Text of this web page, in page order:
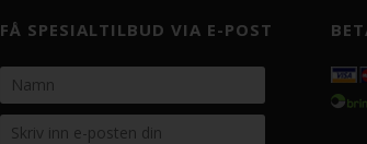
FÅ SPESIALTILBUD VIA E-POST